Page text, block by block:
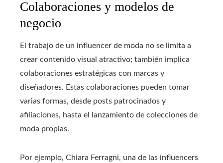
Colaboraciones y modelos de
negocio
El trabajo de un influencer de moda no se limita a
crear contenido visual atractivo; también implica
colaboraciones estratégicas con marcas y
diseñadores. Estas colaboraciones pueden tomar
varias formas, desde posts patrocinados y
afiliaciones, hasta el lanzamiento de colecciones de
moda propias.
Por ejemplo, Chiara Ferragni, una de las influencers